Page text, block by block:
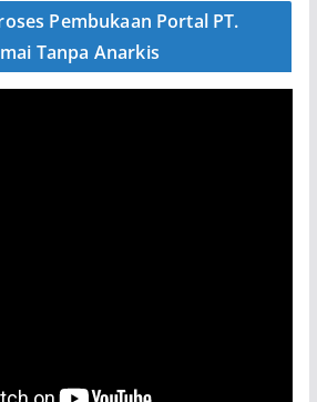
Pembukaan Portal PT.
Tanpa Anarkis